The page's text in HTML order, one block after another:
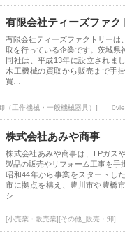
有限会社ティーズファク
有限会社ティーズファクトリーは
取を行っている企業です。茨城県
同社は、平成13年に設立されま
木工機械の買取から販売まで手
買…
（工作機械・一般機械器具）]
株式会社あみや商事
株式会社あみや商事は、LPガス
製品の販売やリフォーム工事を手
昭和44年から事業をスタートし
市に拠点を構え、豊川市や豊橋
シ…
[小売業・販売業][その他_販売・卸]